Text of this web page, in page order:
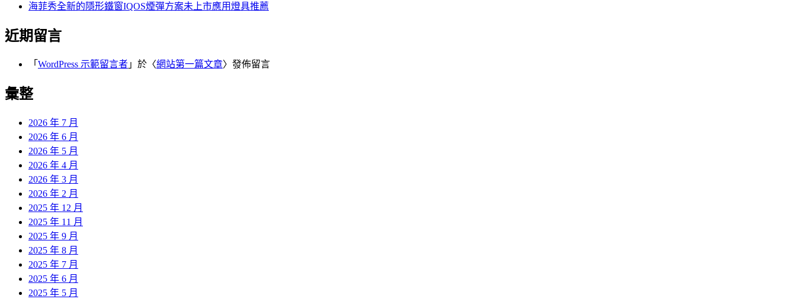
海菲秀全新的隱形鐵窗IQOS煙彈方案未上市應用燈具推薦
近期留言
「 WordPress 示範留言者 」於〈網站第一篇文章〉發佈留言
彙整
2026 年 7 月
2026 年 6 月
2026 年 5 月
2026 年 4 月
2026 年 3 月
2026 年 2 月
2025 年 12 月
2025 年 11 月
2025 年 9 月
2025 年 8 月
2025 年 7 月
2025 年 6 月
2025 年 5 月